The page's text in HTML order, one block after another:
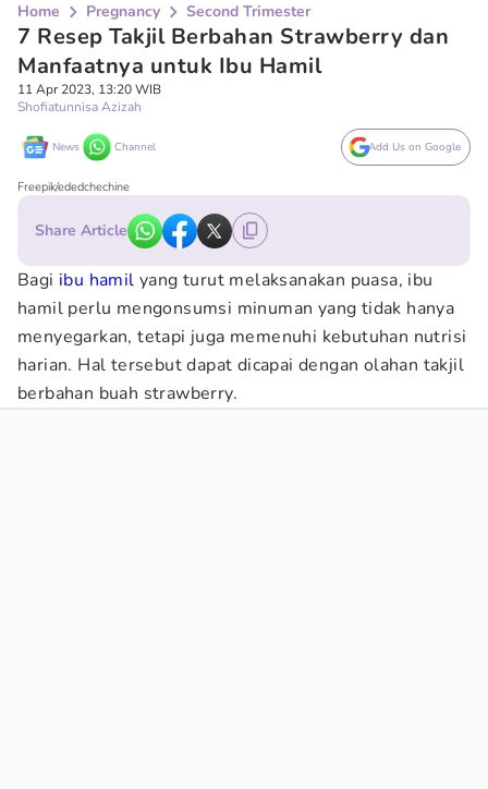
Home Pregnancy Second Trimester
7 Resep Takjil Berbahan Strawberry dan
Manfaatnya untuk Ibu Hamil
11 Apr 2023, 13:20 WIB
Shofiatunnisa Azizah
News Channel Add Us on Google
Freepik/ededchechine
Share Article
Bagi ibu hamil yang turut melaksanakan puasa, ibu
hamil perlu mengonsumsi minuman yang tidak hanya
menyegarkan, tetapi juga memenuhi kebutuhan nutrisi
harian. Hal tersebut dapat dicapai dengan olahan takjil
berbahan buah strawberry.